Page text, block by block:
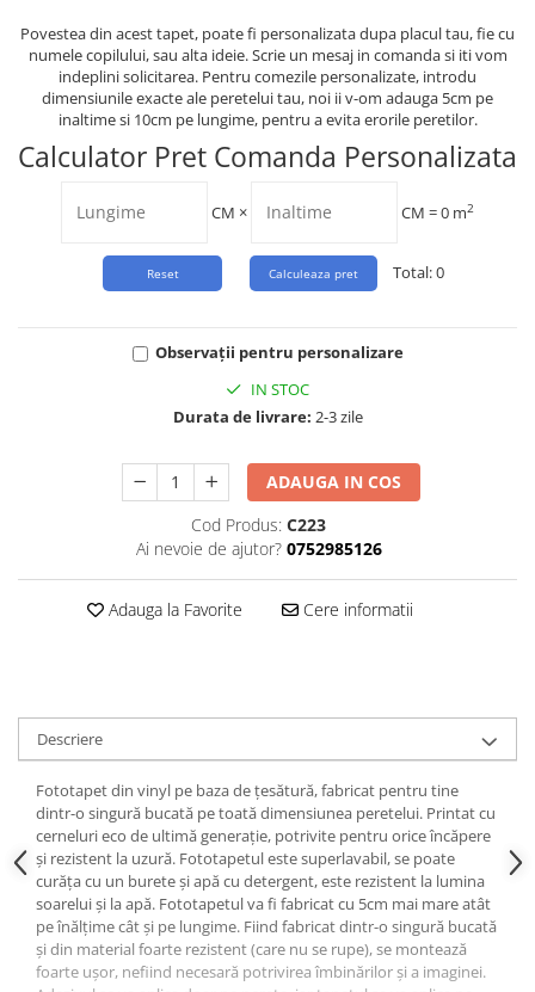
Povestea din acest tapet, poate fi personalizata dupa placul tau, fie cu
numele copilului, sau alta ideie. Scrie un mesaj in comanda si iti vom
indeplini solicitarea. Pentru comezile personalizate, introdu
dimensiunile exacte ale peretelui tau, noi ii v-om adauga 5cm pe
inaltime si 10cm pe lungime, pentru a evita erorile peretilor.
Calculator Pret Comanda Personalizata
CM × CM =0 m2
Total:0
Observații pentru personalizare
IN STOC
Durata de livrare: 2-3 zile
ADAUGA IN COS
Cod Produs: C223
Ai nevoie de ajutor? 0752985126
Adauga la Favorite Cere informatii
Descriere
Fototapet din vinyl pe baza de țesătură, fabricat pentru tine
dintr-o singură bucată pe toată dimensiunea peretelui. Printat cu
cerneluri eco de ultimă generație, potrivite pentru orice încăpere
și rezistent la uzură. Fototapetul este superlavabil, se poate
curăța cu un burete și apă cu detergent, este rezistent la lumina
soarelui și la apă. Fototapetul va fi fabricat cu 5cm mai mare atât
pe înălțime cât și pe lungime. Fiind fabricat dintr-o singură bucată
și din material foarte rezistent (care nu se rupe), se montează
foarte ușor, nefiind necesară potrivirea îmbinărilor și a imaginei.